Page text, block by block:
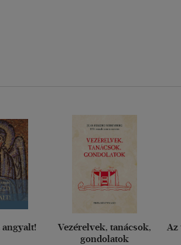
angyalt!
Vezérelvek, tanácsok,
gondolatok
Az